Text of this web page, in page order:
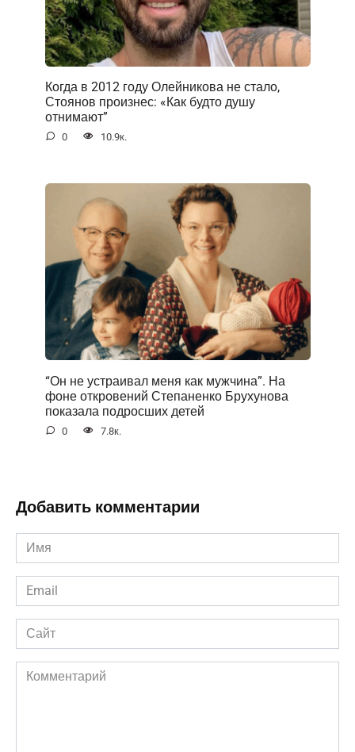
Когда в 2012 году Олейникова не стало,
Стоянов произнес: «Как будто душу
отнимают”
0 10.9к.
“Он не устраивал меня как мужчина”. На
фоне открoвений Степаненко Брухунова
показала подросших детей
0 7.8к.
Добавить комментарии
Имя
*
Email
*
Сайт
Комментарий